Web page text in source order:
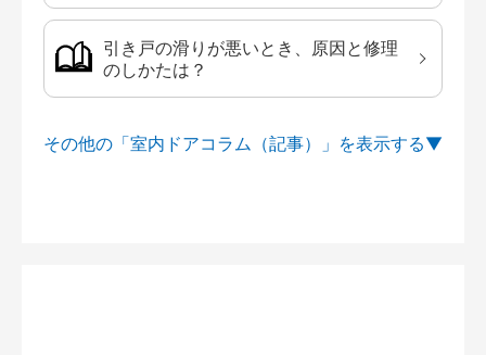
引き戸の滑りが悪いとき、原因と修理
のしかたは？
その他の「室内ドアコラム（記事）」を